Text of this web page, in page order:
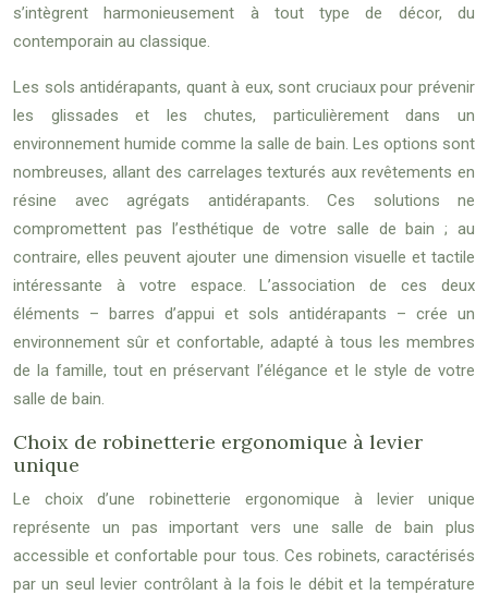
s’intègrent harmonieusement à tout type de décor, du
contemporain au classique.
Les sols antidérapants, quant à eux, sont cruciaux pour prévenir
les glissades et les chutes, particulièrement dans un
environnement humide comme la salle de bain. Les options sont
nombreuses, allant des carrelages texturés aux revêtements en
résine avec agrégats antidérapants. Ces solutions ne
compromettent pas l’esthétique de votre salle de bain ; au
contraire, elles peuvent ajouter une dimension visuelle et tactile
intéressante à votre espace. L’association de ces deux
éléments – barres d’appui et sols antidérapants – crée un
environnement sûr et confortable, adapté à tous les membres
de la famille, tout en préservant l’élégance et le style de votre
salle de bain.
Choix de robinetterie ergonomique à levier
unique
Le choix d’une robinetterie ergonomique à levier unique
représente un pas important vers une salle de bain plus
accessible et confortable pour tous. Ces robinets, caractérisés
par un seul levier contrôlant à la fois le débit et la température